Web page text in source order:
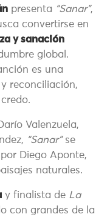
presenta “Sanar”,
convertirse en
y sanación
global.
es una
reconciliación,
Valenzuela,
“Sanar”se
Diego Aponte,
naturales.
y finalista de La
con grandes de la